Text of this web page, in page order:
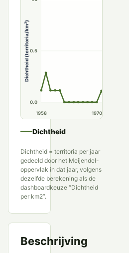
0.0
0.5
Dichtheid (territoria/km²)
1958 1970
Dichtheid
Dichtheid = territoria per jaar
gedeeld door het Meijendel-
oppervlak in dat jaar, volgens
dezelfde berekening als de
dashboardkeuze “Dichtheid
per km2”.
Beschrijving